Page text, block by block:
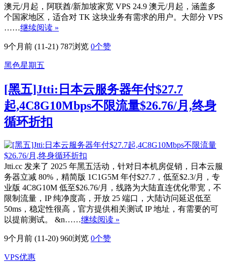
澳元/月起，阿联酋/新加坡家宽 VPS 24.9 澳元/月起，涵盖多
个国家地区，适合对 TK 这块业务有需求的用户。大部分 VPS
……继续阅读 »
9个月前 (11-21) 787浏览 0个赞
黑色星期五
[黑五]Jtti:日本云服务器年付$27.7
起,4C8G10Mbps不限流量$26.76/月,终身
循环折扣
Jtti.cc 发来了 2025 年黑五活动，针对日本机房促销，日本云服
务器立减 80%，精简版 1C1G5M 年付$27.7，低至$2.3/月，专
业版 4C8G10M 低至$26.76/月，线路为大陆直连优化带宽，不
限制流量，IP 纯净度高，开放 25 端口，大陆访问延迟低至
50ms，稳定性很高，官方提供相关测试 IP 地址，有需要的可
以提前测试。 &n……继续阅读 »
9个月前 (11-20) 960浏览 0个赞
VPS优惠